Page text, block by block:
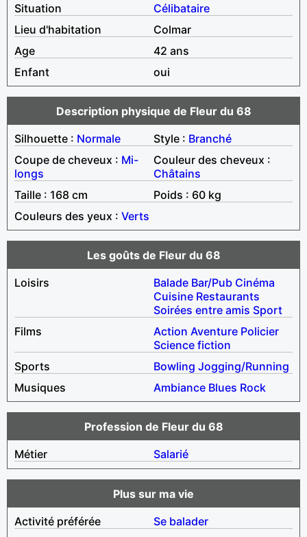
Situation
Célibataire
Lieu d'habitation
Colmar
Age
42 ans
Enfant
oui
Description physique de Fleur du 68
Silhouette : Normale Style : Branché
Coupe de cheveux : Mi-
longs
Couleur des cheveux :
Châtains
Taille : 168 cm
Poids : 60 kg
Couleurs des yeux : Verts
Les goûts de Fleur du 68
Loisirs
Balade Bar/Pub Cinéma
Cuisine Restaurants
Soirées entre amis Sport
Films
Action Aventure Policier
Science fiction
Sports
Bowling Jogging/Running
Musiques
Ambiance Blues Rock
Profession de Fleur du 68
Métier
Salarié
Plus sur ma vie
Activité préférée
Se balader